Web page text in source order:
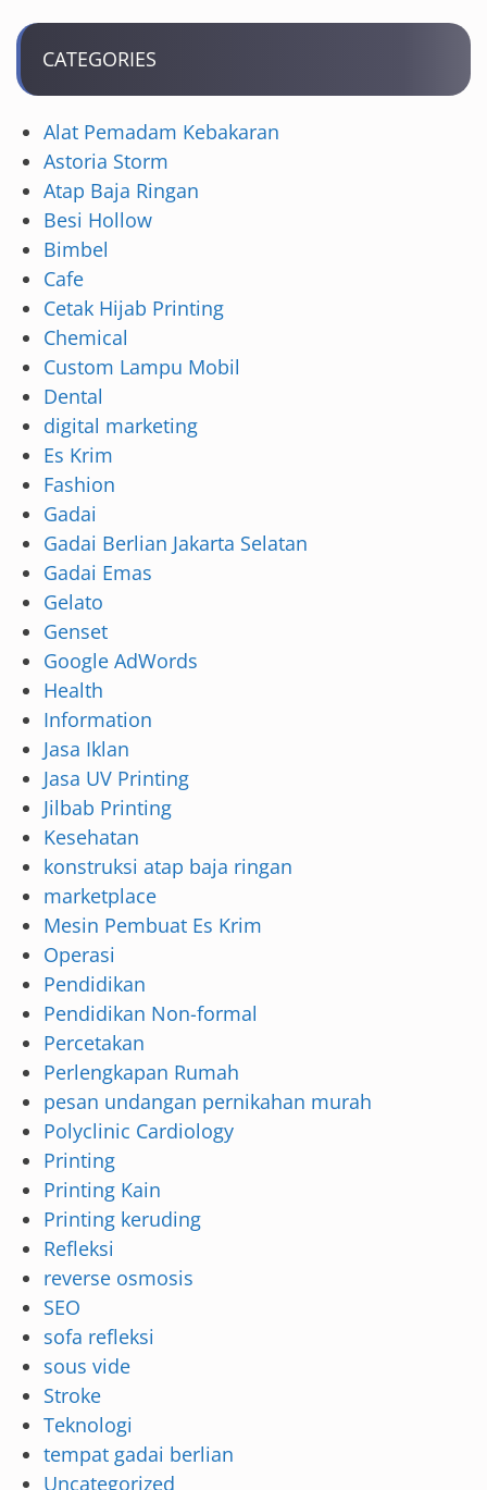
CATEGORIES
Alat Pemadam Kebakaran
Astoria Storm
Atap Baja Ringan
Besi Hollow
Bimbel
Cafe
Cetak Hijab Printing
Chemical
Custom Lampu Mobil
Dental
digital marketing
Es Krim
Fashion
Gadai
Gadai Berlian Jakarta Selatan
Gadai Emas
Gelato
Genset
Google AdWords
Health
Information
Jasa Iklan
Jasa UV Printing
Jilbab Printing
Kesehatan
konstruksi atap baja ringan
marketplace
Mesin Pembuat Es Krim
Operasi
Pendidikan
Pendidikan Non-formal
Percetakan
Perlengkapan Rumah
pesan undangan pernikahan murah
Polyclinic Cardiology
Printing
Printing Kain
Printing keruding
Refleksi
reverse osmosis
SEO
sofa refleksi
sous vide
Stroke
Teknologi
tempat gadai berlian
Uncategorized